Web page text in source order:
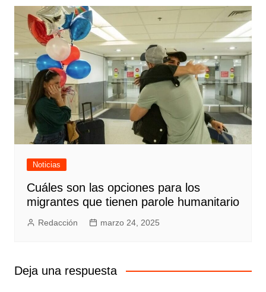
Noticias
Cuáles son las opciones para los
migrantes que tienen parole humanitario
Redacción marzo 24, 2025
Deja una respuesta